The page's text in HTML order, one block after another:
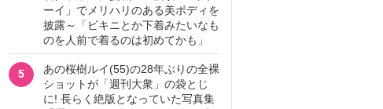
ーイ」でメリハリのある美ボディを
披露～「ビキニとか下着みたいなも
のを人前で着るのは初めてかも」
5
あの桜樹ルイ(55)の28年ぶりの全裸
ショットが「週刊大衆」の袋とじ
に! 長らく絶版となっていた写真集